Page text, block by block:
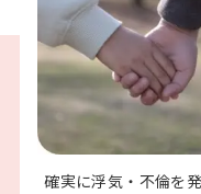
確実に浮気・不倫を